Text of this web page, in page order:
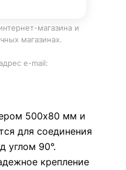
магазина и
магазинах.
e-mail:
500x80 мм и
для соединения
углом 90°.
крепление